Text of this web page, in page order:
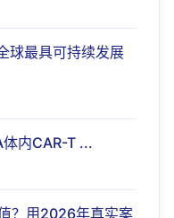
球最具可持续发展
内CAR-T ...
？用2026年真实案